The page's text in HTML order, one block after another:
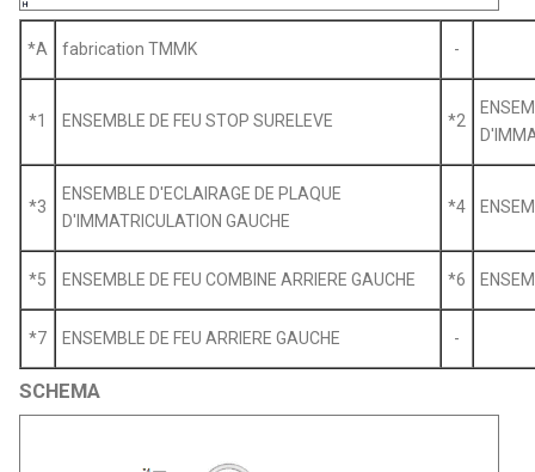
*A fabrication TMMK -
*1 ENSEMBLE DE FEU STOP SURELEVE *2
*3
ENSEMBLE D'ECLAIRAGE DE PLAQUE
D'IMMATRICULATION GAUCHE
*4
*5 ENSEMBLE DE FEU COMBINE ARRIERE GAUCHE *6
*7 ENSEMBLE DE FEU ARRIERE GAUCHE -
SCHEMA